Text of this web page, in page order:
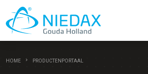
HOME PRODUCTENPORTAAL